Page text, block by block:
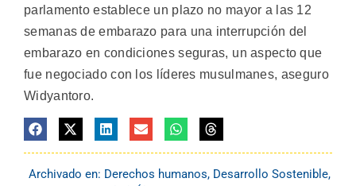
parlamento establece un plazo no mayor a las 12
semanas de embarazo para una interrupción del
embarazo en condiciones seguras, un aspecto que
fue negociado con los líderes musulmanes, aseguro
Widyantoro.
Archivado en: Derechos humanos, Desarrollo Sostenible,